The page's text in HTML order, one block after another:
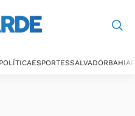
POLÍTICAESPORTESSALVADORBAHIA